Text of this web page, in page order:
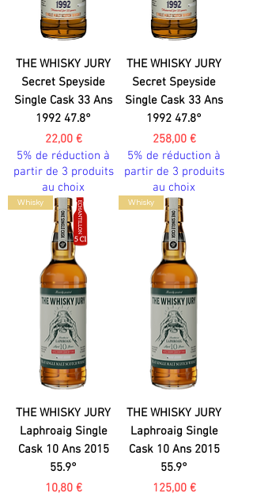
THE WHISKY JURY
Secret Speyside
Single Cask 33 Ans
1992 47.8°
Prix
22,00 €
5% de réduction à
partir de 3 produits
au choix
THE WHISKY JURY
Secret Speyside
Single Cask 33 Ans
1992 47.8°
Prix
258,00 €
5% de réduction à
partir de 3 produits
au choix
Whisky
THE WHISKY JURY
Laphroaig Single
Cask 10 Ans 2015
55.9°
Prix
10,80 €
Whisky
THE WHISKY JURY
Laphroaig Single
Cask 10 Ans 2015
55.9°
Prix
125,00 €